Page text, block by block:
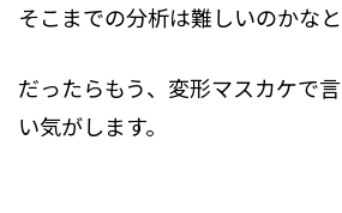
そこまでの分析は難しいのかなと
だったらもう、変形マスカケで
い気がします。